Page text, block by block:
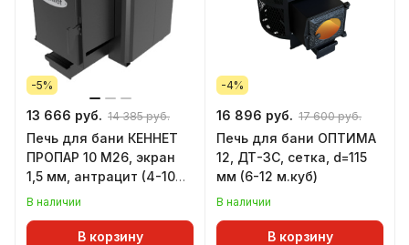
-5%
13 666 руб. 14 385 руб.
Печь для бани КЕННЕТ
ПРОПАР 10 М26, экран
1,5 мм, антрацит (4-10
м.куб)
В наличии
В корзину
-4%
16 896 руб. 17 600 руб.
Печь для бани ОПТИМА
12, ДТ-3С, сетка, d=115
мм (6-12 м.куб)
В наличии
В корзину